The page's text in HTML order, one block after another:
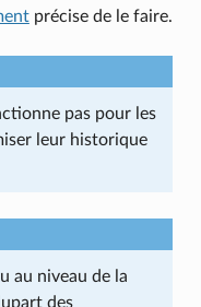
précise de le faire.
pas pour les
leur historique
au niveau de la
des